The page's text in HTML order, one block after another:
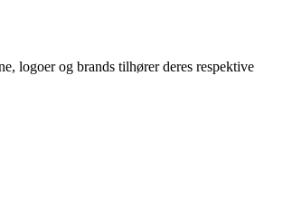
logoer og brands tilhører deres respektive